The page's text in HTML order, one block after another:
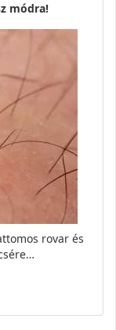
módra!
rovar és